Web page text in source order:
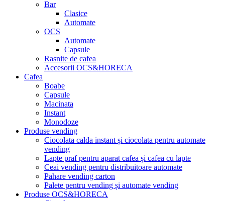
Bar
Clasice
Automate
OCS
Automate
Capsule
Rasnite de cafea
Accesorii OCS&HORECA
Cafea
Boabe
Capsule
Macinata
Instant
Monodoze
Produse vending
Ciocolata calda instant și ciocolata pentru automate
vending
Lapte praf pentru aparat cafea și cafea cu lapte
Ceai vending pentru distribuitoare automate
Pahare vending carton
Palete pentru vending și automate vending
Produse OCS&HORECA